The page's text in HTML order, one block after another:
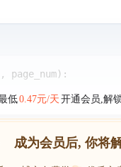
page_num):
低0.47元/天 开通会员,解
成为会员后, 你将